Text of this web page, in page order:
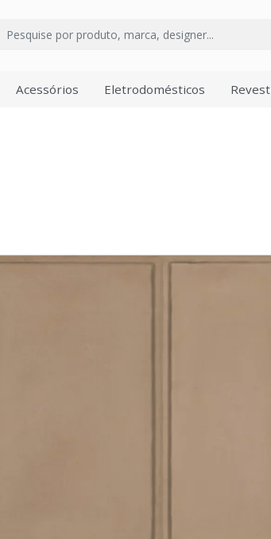
Acessórios Eletrodomésticos